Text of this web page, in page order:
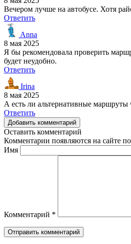
Вечером лучше на автобусе. Хотя
Ответить
Anna
8 мая 2025
Я бы рекомендовала проверить
будет неудобно.
Ответить
Irina
8 мая 2025
А есть ли альтернативные маршруты
Ответить
Добавить комментарий
Оставить комментарий
Комментарии появляются на сайте
Имя
Комментарий *